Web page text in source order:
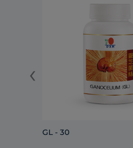
GL - 30
‹